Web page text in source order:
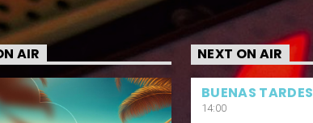
AIR NEXT ON AIR
BUENAS TARDES
14:00